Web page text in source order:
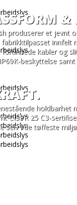
&
produserer et jevnt
kabler og
beskyttelse samt
CISPR 25 C3-
selv i de tøffeste